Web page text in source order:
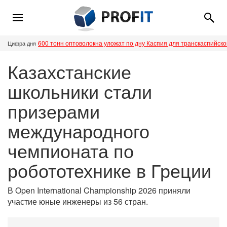
Цифра дня 600 тонн оптоволокна уложат по дну Каспия для
Казахстанские
школьники стали
призерами
международного
чемпионата по
робототехнике в Греции
В Open International Championship 2026 приняли
участие юные инженеры из 56 стран.